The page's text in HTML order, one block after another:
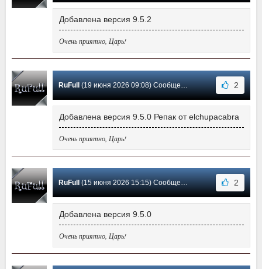
Добавлена версия 9.5.2
Очень приятно, Царь!
RuFull (19 июня 2026 09:08) Сообщение #295 2
Добавлена версия 9.5.0 Репак от elchupacabra
Очень приятно, Царь!
RuFull (15 июня 2026 15:15) Сообщение #294 2
Добавлена версия 9.5.0
Очень приятно, Царь!